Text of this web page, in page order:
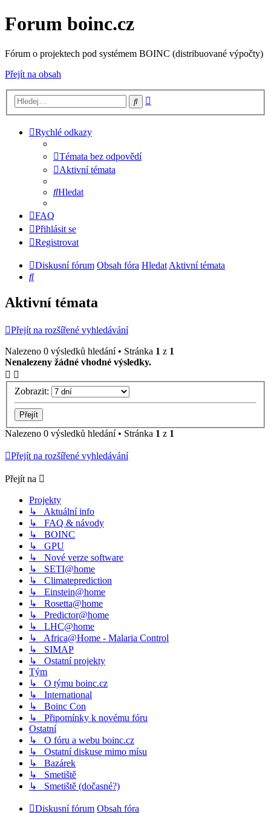
Forum boinc.cz
Fórum o projektech pod systémem BOINC (distribuované výpočty)
Přejít na obsah
Hledat
Rychlé odkazy
Témata bez odpovědí
Aktivní témata
Hledat
FAQ
Přihlásit se
Registrovat
Diskusní fórum Obsah fóra HledatAktivní témata
Hledat
Aktivní témata
Přejít na rozšířené vyhledávání
Nalezeno 0 výsledků hledání • Stránka 1 z 1
Nenalezeny žádné vhodné výsledky.
Zobrazit:
Nalezeno 0 výsledků hledání • Stránka 1 z 1
Přejít na rozšířené vyhledávání
Přejít na
Projekty
↳ Aktuální info
↳ FAQ & návody
↳ BOINC
↳ GPU
↳ Nové verze software
↳ SETI@home
↳ Climateprediction
↳ Einstein@home
↳ Rosetta@home
↳ Predictor@home
↳ LHC@home
↳ Africa@Home - Malaria Control
↳ SIMAP
↳ Ostatní projekty
Tým
↳ O týmu boinc.cz
↳ International
↳ Boinc Con
↳ Připomínky k novému fóru
Ostatní
↳ O fóru a webu boinc.cz
↳ Ostatní diskuse mimo mísu
↳ Bazárek
↳ Smetiště
↳ Smetiště (dočasné?)
Diskusní fórum Obsah fóra